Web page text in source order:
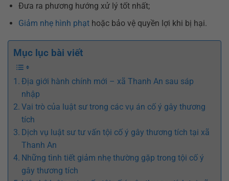
Đưa ra phương hướng xử lý tốt nhất;
Giảm nhẹ hình phạthoặc bảo vệ quyền lợi khi bị hại.
Mục lục bài viết
Địa giới hành chính mới – xã Thanh An sau sáp
nhập
Vai trò của luật sư trong các vụ án cố ý gây thương
tích
Dịch vụ luật sư tư vấn tội cố ý gây thương tích tại xã
Thanh An
Những tình tiết giảm nhẹ thường gặp trong tội cố ý
gây thương tích